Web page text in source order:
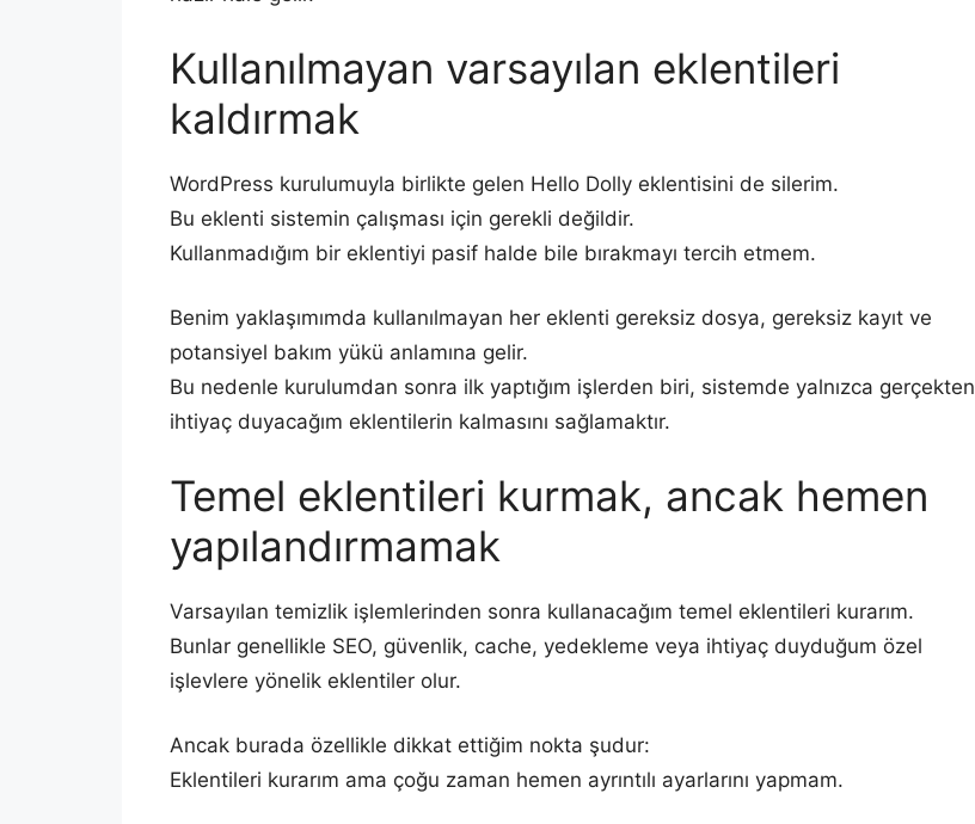
Kullanılmayan varsayılan eklentileri
kaldırmak
WordPress kurulumuyla birlikte gelen Hello Dolly eklentisini de silerim.
Bu eklenti sistemin çalışması için gerekli değildir.
Kullanmadığım bir eklentiyi pasif halde bile bırakmayı tercih etmem.
Benim yaklaşımımda kullanılmayan her eklenti gereksiz dosya, gereksiz kayıt ve
potansiyel bakım yükü anlamına gelir.
Bu nedenle kurulumdan sonra ilk yaptığım işlerden biri, sistemde yalnızca gerçekten
ihtiyaç duyacağım eklentilerin kalmasını sağlamaktır.
Temel eklentileri kurmak, ancak hemen
yapılandırmamak
Varsayılan temizlik işlemlerinden sonra kullanacağım temel eklentileri kurarım.
Bunlar genellikle SEO, güvenlik, cache, yedekleme veya ihtiyaç duyduğum özel
işlevlere yönelik eklentiler olur.
Ancak burada özellikle dikkat ettiğim nokta şudur:
Eklentileri kurarım ama çoğu zaman hemen ayrıntılı ayarlarını yapmam.